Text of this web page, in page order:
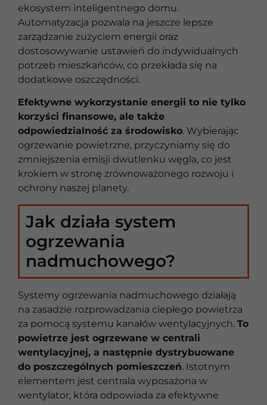
ekosystem inteligentnego domu.
Automatyzacja pozwala na jeszcze lepsze
zarządzanie zużyciem energii oraz
dostosowywanie ustawień do indywidualnych
potrzeb mieszkańców, co przekłada się na
dodatkowe oszczędności.
Efektywne wykorzystanie energii to nie tylko
korzyści finansowe, ale także
odpowiedzialność za środowisko. Wybierając
ogrzewanie powietrzne, przyczyniamy się do
zmniejszenia emisji dwutlenku węgla, co jest
krokiem w stronę zrównoważonego rozwoju i
ochrony naszej planety.
Jak działa system
ogrzewania
nadmuchowego?
Systemy ogrzewania nadmuchowego działają
na zasadzie rozprowadzania ciepłego powietrza
za pomocą systemu kanałów wentylacyjnych. To
powietrze jest ogrzewane w centrali
wentylacyjnej, a następnie dystrybuowane
do poszczególnych pomieszczeń. Istotnym
elementem jest centrala wyposażona w
wentylator, która odpowiada za efektywne